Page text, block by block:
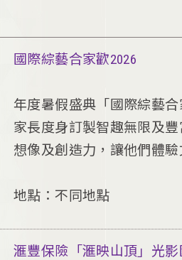
國際綜藝合家歡2026
年度暑假盛典「國際綜藝
家長度身訂製智趣無限及
想像及創造力，讓他們體
地點：不同地點
滙豐保險「滙映山頂」光影